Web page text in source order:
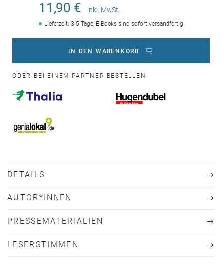
11,90 € inkl. MwSt.
Lieferzeit: 3-5 Tage, E-Books sind sofort versandfertig
IN DEN WARENKORB
ODER BEI EINEM PARTNER BESTELLEN
DETAILS
AUTOR*INNEN
PRESSEMATERIALIEN
LESERSTIMMEN